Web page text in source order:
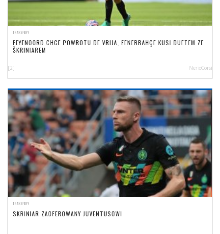
TRANSFERY
FEYENOORD CHCE POWROTU DE VRIJA, FENERBAHÇE KUSI DUETEM ZE
ŠKRINIAREM
[2] NerioCorsi
TRANSFERY
SKRINIAR ZAOFEROWANY JUVENTUSOWI